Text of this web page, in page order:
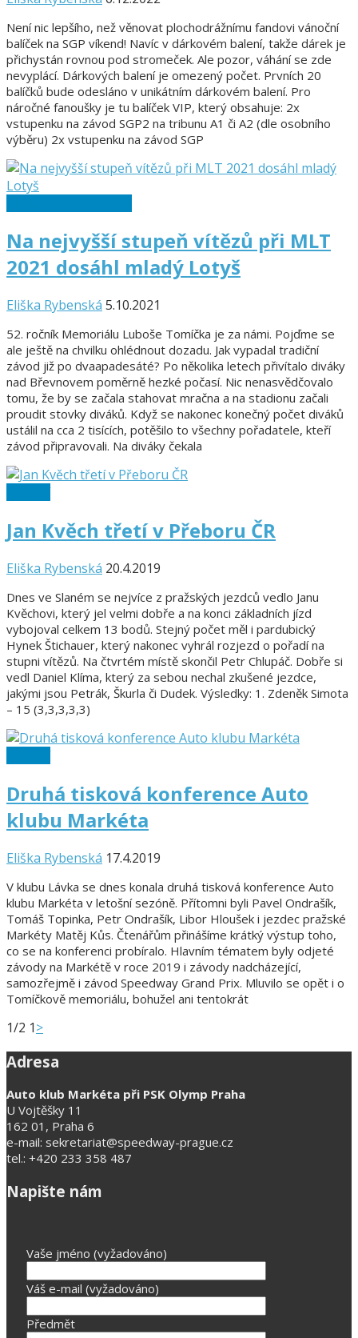
Není nic lepšího, než věnovat plochodrážnímu fandovi vánoční
balíček na SGP víkend! Navíc v dárkovém balení, takže dárek je
přichystán rovnou pod stromeček. Ale pozor, váhání se zde
nevyplácí. Dárkových balení je omezený počet. Prvních 20
balíčků bude odesláno v unikátním dárkovém balení. Pro
náročné fanoušky je tu balíček VIP, který obsahuje: 2x
vstupenku na závod SGP2 na tribunu A1 či A2 (dle osobního
výběru) 2x vstupenku na závod SGP
Na nejvyšší stupeň vítězů při MLT
2021 dosáhl mladý Lotyš
Eliška Rybenská 5.10.2021
52. ročník Memoriálu Luboše Tomíčka je za námi. Pojďme se
ale ještě na chvilku ohlédnout dozadu. Jak vypadal tradiční
závod již po dvaapadesáté? Po několika letech přivítalo diváky
nad Břevnovem poměrně hezké počasí. Nic nenasvědčovalo
tomu, že by se začala stahovat mračna a na stadionu začali
proudit stovky diváků. Když se nakonec konečný počet diváků
ustálil na cca 2 tisících, potěšilo to všechny pořadatele, kteří
závod připravovali. Na diváky čekala
Jan Kvěch třetí v Přeboru ČR
Eliška Rybenská 20.4.2019
Dnes ve Slaném se nejvíce z pražských jezdců vedlo Janu
Kvěchovi, který jel velmi dobře a na konci základních jízd
vybojoval celkem 13 bodů. Stejný počet měl i pardubický
Hynek Štichauer, který nakonec vyhrál rozjezd o pořadí na
stupni vítězů. Na čtvrtém místě skončil Petr Chlupáč. Dobře si
vedl Daniel Klíma, který za sebou nechal zkušené jezdce,
jakými jsou Petrák, Škurla či Dudek. Výsledky: 1. Zdeněk Simota
– 15 (3,3,3,3,3)
Druhá tisková konference Auto
klubu Markéta
Eliška Rybenská 17.4.2019
V klubu Lávka se dnes konala druhá tisková konference Auto
klubu Markéta v letošní sezóně. Přítomni byli Pavel Ondrašík,
Tomáš Topinka, Petr Ondrašík, Libor Hloušek i jezdec pražské
Markéty Matěj Kůs. Čtenářům přinášíme krátký výstup toho,
co se na konferenci probíralo. Hlavním tématem byly odjeté
závody na Markétě v roce 2019 i závody nadcházející,
samozřejmě i závod Speedway Grand Prix. Mluvilo se opět i o
Tomíčkově memoriálu, bohužel ani tentokrát
1/2 1>
Adresa
Auto klub Markéta při PSK Olymp Praha
U Vojtěšky 11
162 01, Praha 6
e-mail: sekretariat@speedway-prague.cz
tel.: +420 233 358 487
Napište nám
Vaše jméno (vyžadováno)
Váš e-mail (vyžadováno)
Předmět